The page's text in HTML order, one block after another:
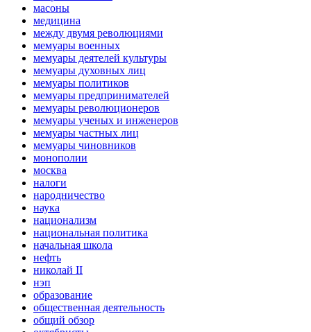
масоны
медицина
между двумя революциями
мемуары военных
мемуары деятелей культуры
мемуары духовных лиц
мемуары политиков
мемуары предпринимателей
мемуары революционеров
мемуары ученых и инженеров
мемуары частных лиц
мемуары чиновников
монополии
москва
налоги
народничество
наука
национализм
национальная политика
начальная школа
нефть
николай II
нэп
образование
общественная деятельность
общий обзор